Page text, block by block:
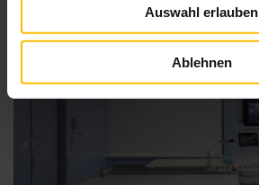
Auswahl erlauben
Ablehnen